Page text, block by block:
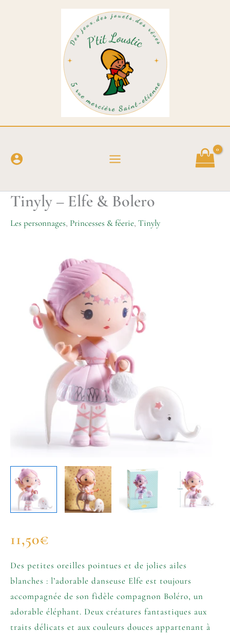
Tinyly – Elfe & Bolero
Les personnages, Princesses & féerie, Tinyly
11,50€
Des petites oreilles pointues et de jolies ailes
blanches : l’adorable danseuse Elfe est toujours
accompagnée de son fidèle compagnon Boléro, un
adorable éléphant. Deux créatures fantastiques aux
traits délicats et aux couleurs douces appartenant à